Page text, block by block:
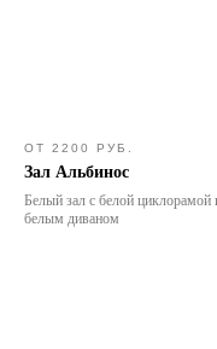
ОТ 2200 РУБ.
Зал Альбинос
Белый зал с белой циклорамой
белым диваном